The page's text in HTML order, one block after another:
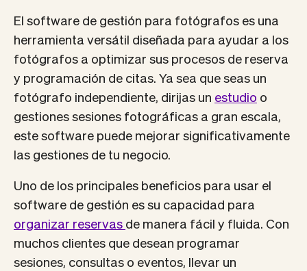
El software de gestión para fotógrafos es una
herramienta versátil diseñada para ayudar a los
fotógrafos a optimizar sus procesos de reserva
y programación de citas. Ya sea que seas un
fotógrafo independiente, dirijas un estudio o
gestiones sesiones fotográficas a gran escala,
este software puede mejorar significativamente
las gestiones de tu negocio.
Uno de los principales beneficios para usar el
software de gestión es su capacidad para
organizar reservas de manera fácil y fluida. Con
muchos clientes que desean programar
sesiones, consultas o eventos, llevar un